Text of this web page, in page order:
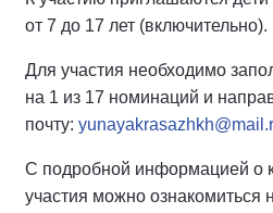
от 7 до 17 лет (включительно).
Для участия необходимо
на 1 из 17 номинаций и
почту:
С подробной информацией о
участия можно ознакомиться